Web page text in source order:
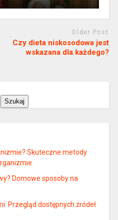
Older Post
Czy dieta niskosodowa jest
wskazana dla każdego?
Szukaj
Skuteczne metody
Domowe sposoby na
Przegląd dostępnych źródeł